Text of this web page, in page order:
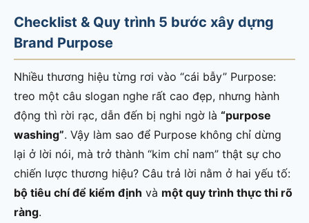
Checklist & Quy trình 5 bước xây dựng
Brand Purpose
Nhiều thương hiệu từng rơi vào “cái bẫy” Purpose:
treo một câu slogan nghe rất cao đẹp, nhưng hành
động thì rời rạc, dẫn đến bị nghi ngờ là “purpose
washing”. Vậy làm sao để Purpose không chỉ dừng
lại ở lời nói, mà trở thành “kim chỉ nam” thật sự cho
chiến lược thương hiệu? Câu trả lời nằm ở hai yếu tố:
bộ tiêu chí để kiểm định và một quy trình thực thi rõ
ràng.